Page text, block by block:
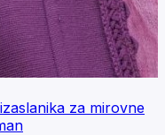
za mirovne